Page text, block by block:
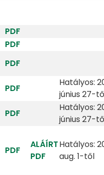
PDF
PDF
PDF
PDF
Hatályos:
június 27-
PDF
Hatályos:
június 27-
PDF
ALÁÍRT
PDF
Hatályos:
aug. 1-től